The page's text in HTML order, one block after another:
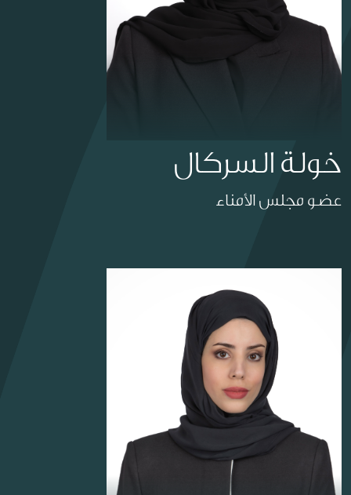
خولة السركال
عضو مجلس الأمناء